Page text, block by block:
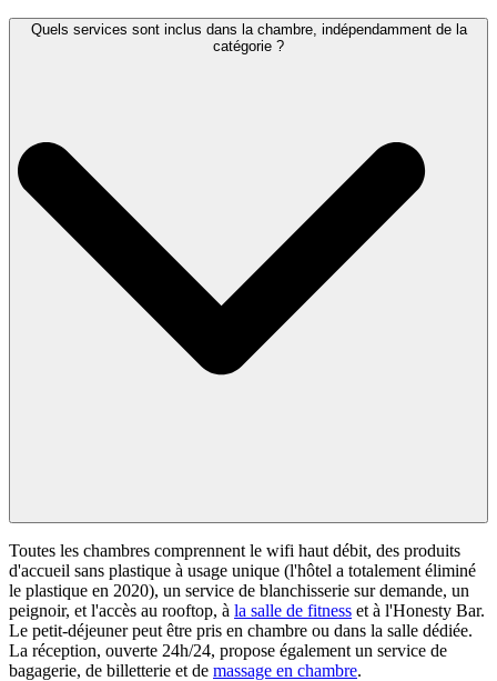
Quels services sont inclus dans la chambre, indépendamment de la
catégorie ?
Toutes les chambres comprennent le wifi haut débit, des produits
d'accueil sans plastique à usage unique (l'hôtel a totalement éliminé
le plastique en 2020), un service de blanchisserie sur demande, un
peignoir, et l'accès au rooftop, à la salle de fitness et à l'Honesty Bar.
Le petit-déjeuner peut être pris en chambre ou dans la salle dédiée.
La réception, ouverte 24h/24, propose également un service de
bagagerie, de billetterie et de massage en chambre.